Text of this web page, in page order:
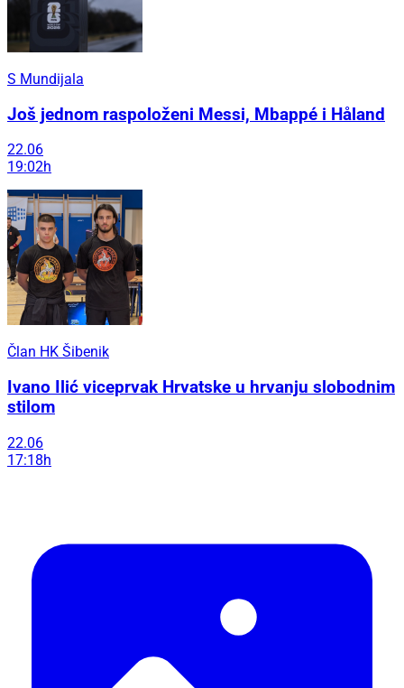
S Mundijala
Još jednom raspoloženi Messi, Mbappé i Håland
22.06
19:02h
Član HK Šibenik
Ivano Ilić viceprvak Hrvatske u hrvanju slobodnim
stilom
22.06
17:18h